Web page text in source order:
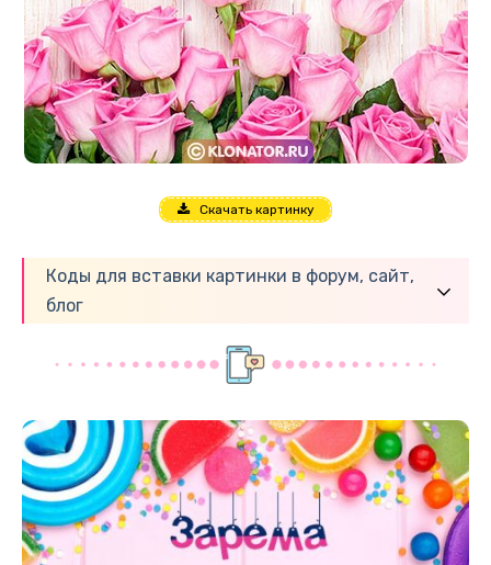
Скачать картинку
Коды для вставки картинки в форум, сайт,
блог